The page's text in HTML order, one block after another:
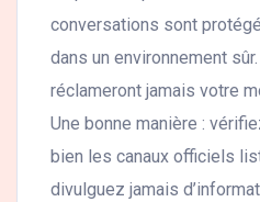
conversations sont
dans un environnement
réclameront jamais votre
Une bonne manière :
bien les canaux officiels
divulguez jamais